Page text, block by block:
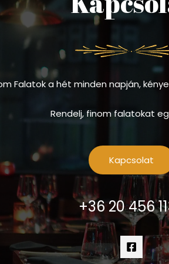
Falatok a hét minden napján,
Rendelj, finom falatokat
Kapcsolat
+36 20 456